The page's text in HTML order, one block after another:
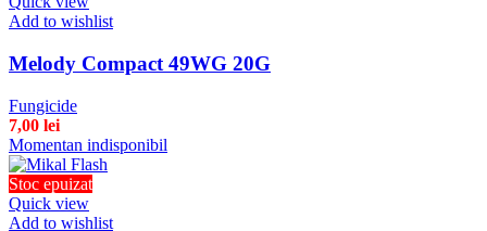
Add to wishlist
Melody Compact 49WG 20G
Fungicide
7,00 lei
Momentan indisponibil
Stoc epuizat
Quick view
Add to wishlist